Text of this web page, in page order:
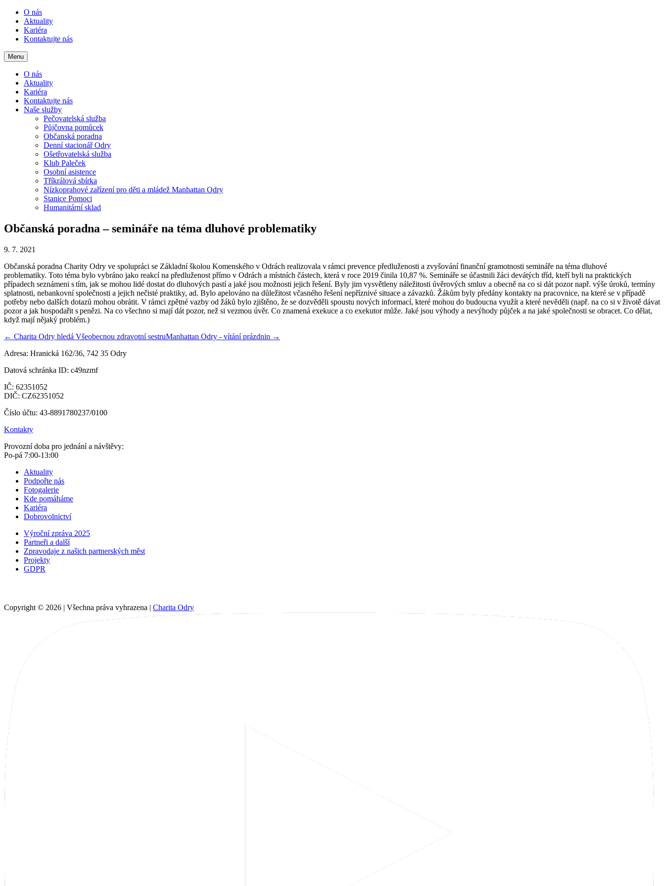
O nás
Aktuality
Kariéra
Kontaktujte nás
Menu
O nás
Aktuality
Kariéra
Kontaktujte nás
Naše služby
Pečovatelská služba
Půjčovna pomůcek
Občanská poradna
Denní stacionář Odry
Ošetřovatelská služba
Klub Paleček
Osobní asistence
Tříkrálová sbírka
Nízkoprahové zařízení pro děti a mládež Manhattan Odry
Stanice Pomoci
Humanitární sklad
Občanská poradna – semináře na téma dluhové problematiky
9. 7. 2021
Občanská poradna Charity Odry ve spolupráci se Základní školou Komenského v Odrách realizovala v rámci prevence předluženosti a zvyšování finanční gramotnosti semináře na téma dluhové
problematiky. Toto téma bylo vybráno jako reakcí na předluženost přímo v Odrách a místních částech, která v roce 2019 činila 10,87 %. Semináře se účastnili žáci devátých tříd, kteří byli na praktických
případech seznámeni s tím, jak se mohou lidé dostat do dluhových pastí a jaké jsou možnosti jejich řešení. Byly jim vysvětleny náležitosti úvěrových smluv a obecně na co si dát pozor např. výše úroků, termíny
splatnosti, nebankovní společnosti a jejich nečisté praktiky, ad. Bylo apelováno na důležitost včasného řešení nepříznivé situace a závazků. Žákům byly předány kontakty na pracovnice, na které se v případě
potřeby nebo dalších dotazů mohou obrátit. V rámci zpětné vazby od žáků bylo zjištěno, že se dozvěděli spoustu nových informací, které mohou do budoucna využít a které nevěděli (např. na co si v životě dávat
pozor a jak hospodařit s penězi. Na co všechno si mají dát pozor, než si vezmou úvěr. Co znamená exekuce a co exekutor může. Jaké jsou výhody a nevýhody půjček a na jaké společnosti se obracet. Co dělat,
když mají nějaký problém.)
← Charita Odry hledá Všeobecnou zdravotní sestruManhattan Odry - vítání prázdnin →
Adresa: Hranická 162/36, 742 35 Odry
Datová schránka ID: c49nzmf
IČ: 62351052
DIČ: CZ62351052
Číslo účtu: 43-8891780237/0100
Kontakty
Provozní doba pro jednání a návštěvy:
Po-pá 7:00-13:00
Aktuality
Podpořte nás
Fotogalerie
Kde pomáháme
Kariéra
Dobrovolnictví
Výroční zpráva 2025
Partneři a další
Zpravodaje z našich partnerských měst
Projekty
GDPR
Copyright © 2026 | Všechna práva vyhrazena | Charita Odry